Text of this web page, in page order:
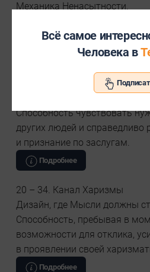
Механика Ненасытности.
исправить и сделать
19 – 49. Канал Синтеза
Способность чувствовать
других людей и справедливо
и признание по заслугам.
Подробнее
20 – 34. Канал Харизмы
Дизайн, где Мысли должны
Способность, пребывая в
возможности для отклика,
в проявлении своей
Подробнее
Всё самое
Человека в